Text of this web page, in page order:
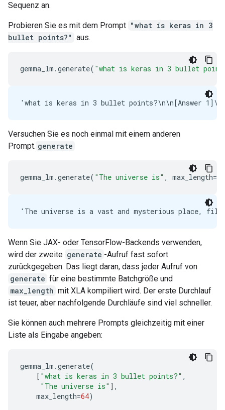
Sequenz an.
Probieren Sie es mit dem Prompt "what is keras in 3
bullet points?" aus.
gemma_lm .generate( "what is keras in 3 bullet
Versuchen Sie es noch einmal mit einem anderen
Prompt. generate
gemma_lm .generate( "The universe is" , max_length=
Wenn Sie JAX- oder TensorFlow-Backends verwenden,
wird der zweite generate -Aufruf fast sofort
zurückgegeben. Das liegt daran, dass jeder Aufruf von
generate für eine bestimmte Batchgröße und
max_length mit XLA kompiliert wird. Der erste Durchlauf
ist teuer, aber nachfolgende Durchläufe sind viel schneller.
Sie können auch mehrere Prompts gleichzeitig mit einer
Liste als Eingabe angeben:
gemma_lm .generate(
[ "what is keras in 3 bullet points?" ,
"The universe is" ],
max_length=64)